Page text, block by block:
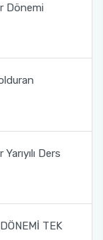
Dönemi
Ders
TEK